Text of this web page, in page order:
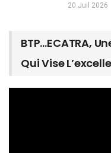
20 Juil 2026
BTP…ECATRA,
Qui Vise